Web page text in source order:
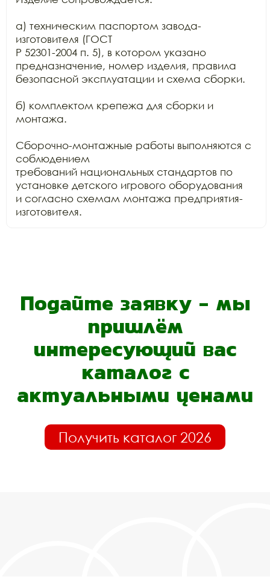
а) техническим паспортом завода-
изготовителя (ГОСТ
Р 52301-2004 п. 5), в котором указано
предназначение, номер изделия, правила
безопасной эксплуатации и схема сборки.
б) комплектом крепежа для сборки и
монтажа.
Сборочно-монтажные работы выполняются с
соблюдением
требований национальных стандартов по
установке детского игрового оборудования
и согласно схемам монтажа предприятия-
изготовителя.
Подайте заявку - мы
пришлём
интересующий вас
каталог с
актуальными ценами
Получить каталог 2026